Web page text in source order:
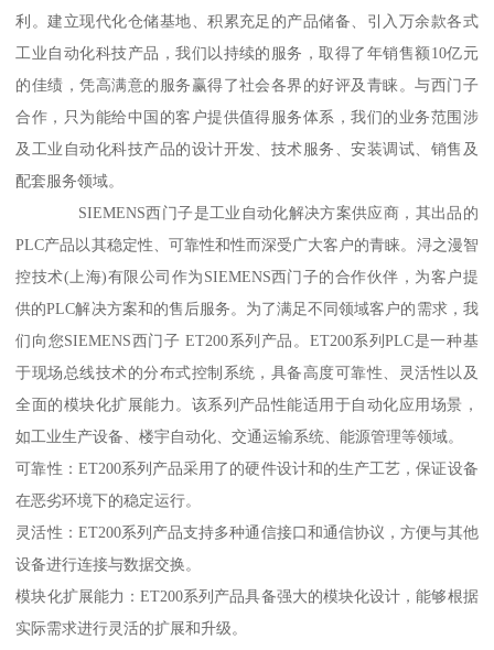
利。建立现代化仓储基地、积累充足的产品储备、引入万余款各式
工业自动化科技产品，我们以持续的服务，取得了年销售额10亿元
的佳绩，凭高满意的服务赢得了社会各界的好评及青睐。与西门子
合作，只为能给中国的客户提供值得服务体系，我们的业务范围涉
及工业自动化科技产品的设计开发、技术服务、安装调试、销售及
配套服务领域。
SIEMENS西门子是工业自动化解决方案供应商，其出品的
PLC产品以其稳定性、可靠性和性而深受广大客户的青睐。浔之漫智
控技术(上海)有限公司作为SIEMENS西门子的合作伙伴，为客户提
供的PLC解决方案和的售后服务。为了满足不同领域客户的需求，我
们向您SIEMENS西门子 ET200系列产品。ET200系列PLC是一种基
于现场总线技术的分布式控制系统，具备高度可靠性、灵活性以及
全面的模块化扩展能力。该系列产品性能适用于自动化应用场景，
如工业生产设备、楼宇自动化、交通运输系统、能源管理等领域。
可靠性：ET200系列产品采用了的硬件设计和的生产工艺，保证设备
在恶劣环境下的稳定运行。
灵活性：ET200系列产品支持多种通信接口和通信协议，方便与其他
设备进行连接与数据交换。
模块化扩展能力：ET200系列产品具备强大的模块化设计，能够根据
实际需求进行灵活的扩展和升级。